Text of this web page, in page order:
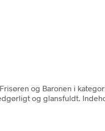
og Baronen i
og glansfuldt.